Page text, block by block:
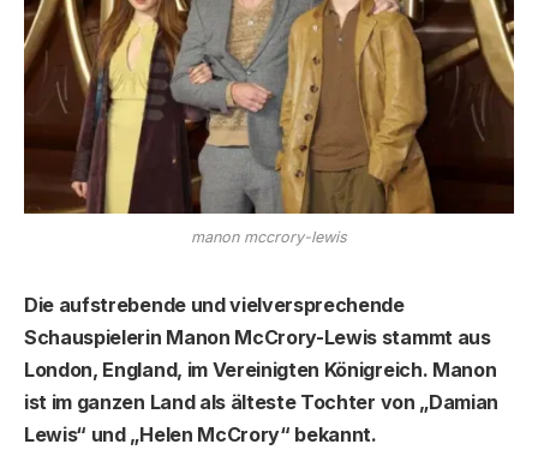
manon mccrory-lewis
Die aufstrebende und vielversprechende
Schauspielerin Manon McCrory-Lewis stammt aus
London, England, im Vereinigten Königreich. Manon
ist im ganzen Land als älteste Tochter von „Damian
Lewis“ und „Helen McCrory“ bekannt.